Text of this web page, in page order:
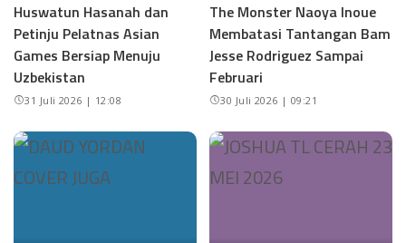
Huswatun Hasanah dan
Petinju Pelatnas Asian
Games Bersiap Menuju
Uzbekistan
31 Juli 2026 | 12:08
The Monster Naoya Inoue
Membatasi Tantangan Bam
Jesse Rodriguez Sampai
Februari
30 Juli 2026 | 09:21